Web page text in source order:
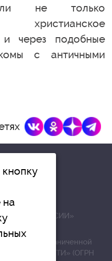
не только
и через подобные
с античными
«БРЕНДЫ РОССИИ»
с ограниченной
НОВОСТИ» (ОГРН
на